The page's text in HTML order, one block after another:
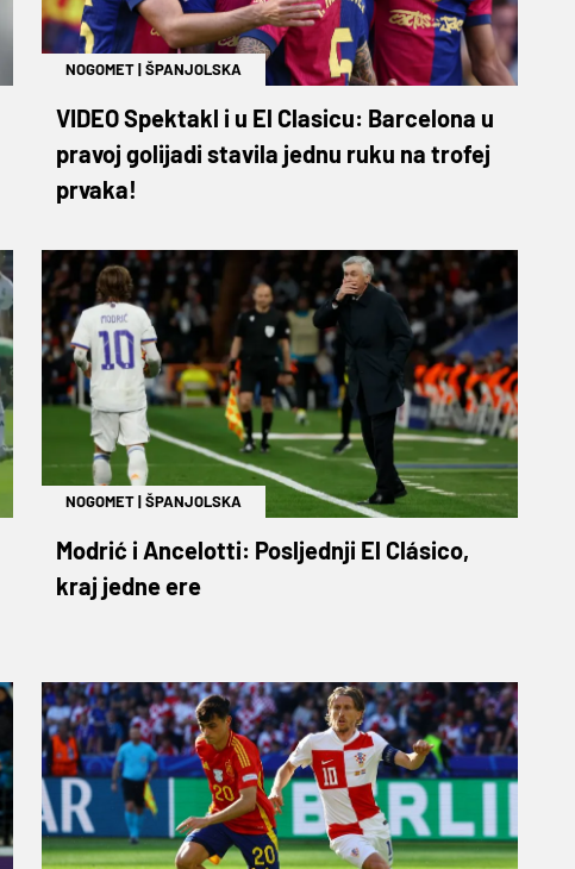
NOGOMET|ŠPANJOLSKA
VIDEO Spektakl i u El Clasicu: Barcelona u
pravoj golijadi stavila jednu ruku na trofej
prvaka!
NOGOMET|ŠPANJOLSKA
Modrić i Ancelotti: Posljednji El Clásico,
kraj jedne ere